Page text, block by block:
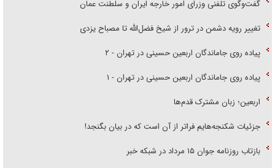
گفت‌وگوی تلفنی وزرای امور خارجه ایران و سلطنت عمان
تغییر رویه دشمن در ترور از شیخ فضل‌الله تا مصباح یزدی
پیاده روی جاماندگان اربعین حسینی در تهران - ۲
پیاده روی جاماندگان اربعین حسینی در تهران - ۱
اربعین؛ زبان مشترک قدم‌ها
جزئیات شکنجه‌هایم فراتر از آن است که در بیان بگنجد!
بازتاب روزنامه جوان ۱۵ مرداد در شبکه خبر